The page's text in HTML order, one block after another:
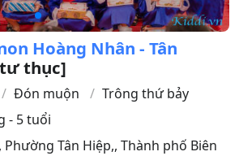
Hoàng Nhân - Tân
thục]
Đón muộn
Trông thứ bảy
- 5 tuổi
Phường Tân Hiệp,, Thành phố Biên